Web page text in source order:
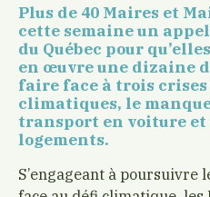
Plus de 40 Maires et
cette semaine un
du Québec pour
en œuvre une dizaine
faire face à trois
climatiques, le
transport en voiture
logements.
S’engageant à